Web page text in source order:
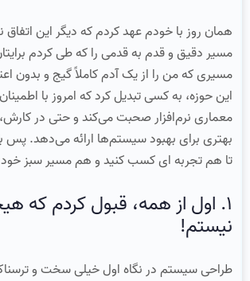
همان روز با خودم عهد کردم که دیگر این اتفاق
مسیر دقیق و قدم به قدمی را که طی کردم
مسیری که من را از یک آدم کاملاً گیج و بدون
این حوزه، به کسی تبدیل کرد که امروز با
معماری نرم‌افزار صحبت می‌کند و حتی در
بهتری برای بهبود سیستم‌ها ارائه می‌دهد. پس
تا هم تجربه ای کسب کنید و هم مسیر سبز خود
۱. اول از همه، قبول کردم که
نیستم!
طراحی سیستم در نگاه اول خیلی سخت و